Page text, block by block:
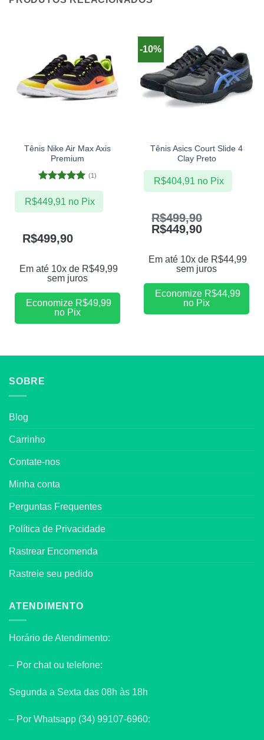
Tênis Nike Air Max Axis
Premium
Avaliação5
de 5
(1)
R$499,90
Em até 10x de R$49,99
sem juros
R$449,91 no Pix
Economize R$49,99
no Pix
-10%
Tênis Asics Court Slide 4
Clay Preto
R$499,90
R$449,90
Em até 10x de R$44,99
sem juros
R$404,91 no Pix
Economize R$44,99
no Pix
SOBRE
Blog
Carrinho
Contate-nos
Minha conta
Perguntas Frequentes
Política de Privacidade
Rastrear Encomenda
Rastreie seu pedido
ATENDIMENTO
Horário de Atendimento:
– Por chat ou telefone:
Segunda a Sexta das 08h às 18h
– Por Whatsapp (34) 99107-6960: